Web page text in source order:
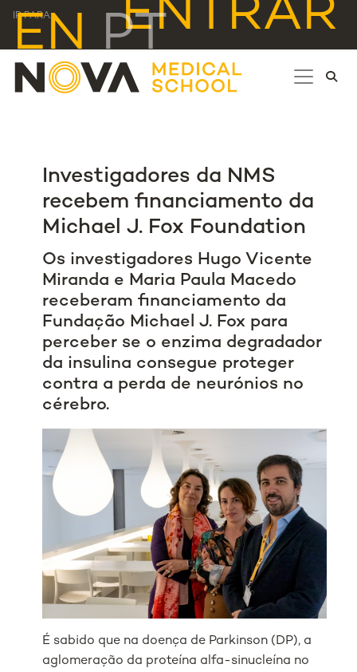
IR PARA... ENTRAR
EN PT
Investigadores da NMS
recebem financiamento da
Michael J. Fox Foundation
Os investigadores Hugo Vicente
Miranda e Maria Paula Macedo
receberam financiamento da
Fundação Michael J. Fox para
perceber se o enzima degradador
da insulina consegue proteger
contra a perda de neurónios no
cérebro.
É sabido que na doença de Parkinson (DP), a
aglomeração da proteína alfa-sinucleína no